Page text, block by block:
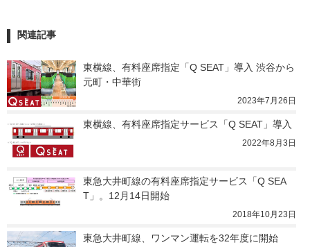
関連記事
東横線、有料座席指定「Q SEAT」導入 渋谷から
元町・中華街
2023年7月26日
東横線、有料座席指定サービス「Q SEAT」導入
2022年8月3日
東急大井町線の有料座席指定サービス「Q SEA
T」。12月14日開始
2018年10月23日
東急大井町線、ワンマン運転を32年度に開始